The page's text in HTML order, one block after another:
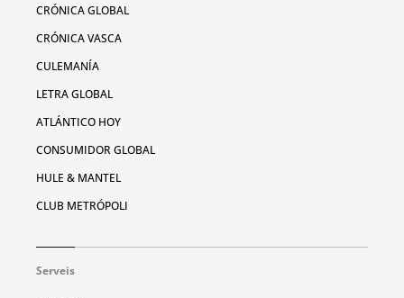
CRÓNICA GLOBAL
CRÓNICA VASCA
CULEMANÍA
LETRA GLOBAL
ATLÁNTICO HOY
CONSUMIDOR GLOBAL
HULE & MANTEL
CLUB METRÓPOLI
Serveis